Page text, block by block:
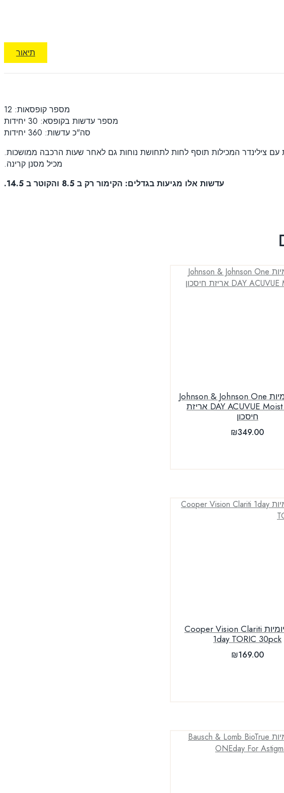
תיאור
מספר קופסאות: 12
מספר עדשות בקופסא: 30 יחידות
סה"כ עדשות: 360 יחידות
מכיל מסנן קרינה.
עדשות אלו מגיעות בגדלים: הקימור רק ב 8.5 והקוטר ב 14.5.
עדשות יומיות Johnson & Johnson One
DAY ACUVUE Moist 90pck אריזת
חיסכון
₪349.00
עדשות יומיות Cooper Vision Clariti
1day TORIC 30pck
₪169.00